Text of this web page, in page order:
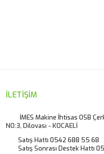
Ürün resmi kalitesiz, bozuk
Ürün bilgilerinde hatalar
Ürün fiyatı diğer sitelerden
İLETİŞİM
İMES Makine İhtisas OSB
NO:3, Dilovası - KOCAELİ
Satış Hattı 0542 688 55 68
Satış Sonrası Destek Hattı